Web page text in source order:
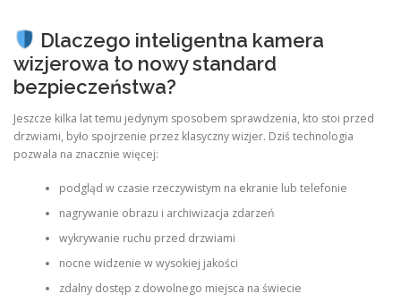
Dlaczego inteligentna kamera
wizjerowa to nowy standard
bezpieczeństwa?
Jeszcze kilka lat temu jedynym sposobem sprawdzenia, kto stoi przed
drzwiami, było spojrzenie przez klasyczny wizjer. Dziś technologia
pozwala na znacznie więcej:
podgląd w czasie rzeczywistym na ekranie lub telefonie
nagrywanie obrazu i archiwizacja zdarzeń
wykrywanie ruchu przed drzwiami
nocne widzenie w wysokiej jakości
zdalny dostęp z dowolnego miejsca na świecie